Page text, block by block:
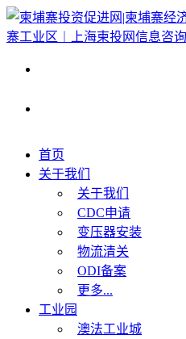
首页
关于我们
关于我们
CDC申请
变压器安装
物流清关
ODI备案
更多...
工业园
澳法工业城